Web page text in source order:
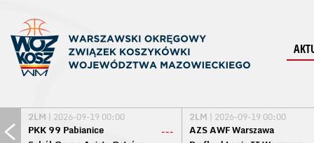
2LM | 2026-09-19 00:00
PKK 99 Pabianice
---
2LM | 2026-09-19 00:00
AZS AWF Warszawa